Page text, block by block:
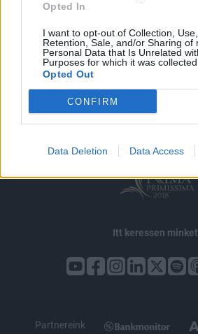
Opted In
I want to opt-out of Collection, Use,
Retention, Sale, and/or Sharing of
Personal Data that Is Unrelated
Purposes for which it was collected.
Opted Out
CONFIRM
Data Deletion Data Access
© 2026 Portfolio
impresszum
jogi nyilatkozat
Itt keressen
Partnereink